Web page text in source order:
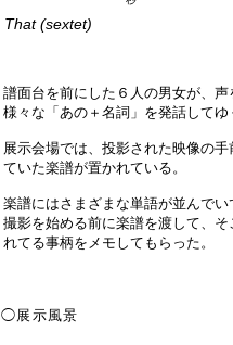
That (sextet)
譜面台を前にした６人の男女が
様々な「あの＋名詞」を発話してゆ
展示会場では、投影された映像の
ていた楽譜が置かれている。
楽譜にはさまざまな単語が並んで
撮影を始める前に楽譜を渡して、
れてる事柄をメモしてもらった。
◯展示風景